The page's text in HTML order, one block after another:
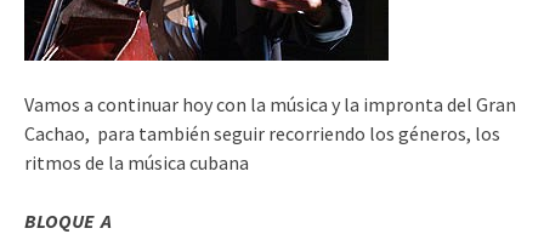
Vamos a continuar hoy con la música y la impronta del Gran
Cachao, para también seguir recorriendo los géneros, los
ritmos de la música cubana
BLOQUE A